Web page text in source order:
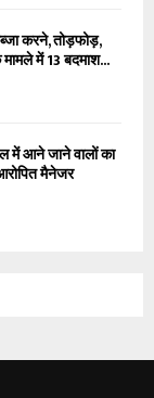
करने, तोड़फोड़,
मामले में 13 बदमाश...
में आने जाने वालों का
मैनेजर